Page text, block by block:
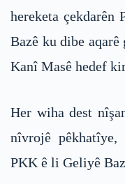
hereketa
Bazê ku dibe aqarê
Kanî Masê hedef
Her wiha dest
nîvrojê
PKK ê li Geliyê